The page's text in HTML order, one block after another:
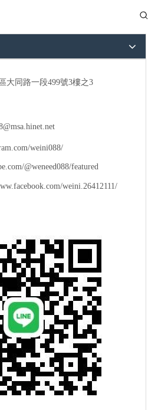
大同路一段499號3樓之3
weini088/
@weneed088/featured
weini.26412111/